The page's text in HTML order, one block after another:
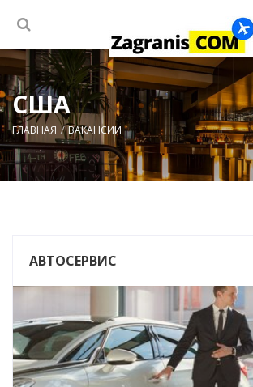
США
ГЛАВНАЯ ВАКАНСИИ
АВТОСЕРВИС